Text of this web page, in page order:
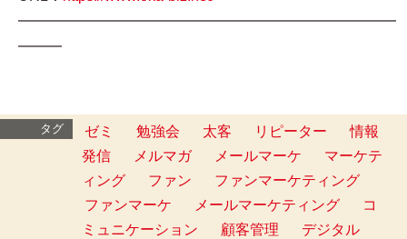
━━━━━━━━━━━━━━━━━━━━━━━━━━
━━━
タグ ゼミ 勉強会 太客 リピーター
情報
発信
メルマガ メールマーケ
マーケテ
ィング
ファン
ファンマーケティング
ファンマーケ
メールマーケティング
コ
ミュニケーション
顧客管理
デジタル